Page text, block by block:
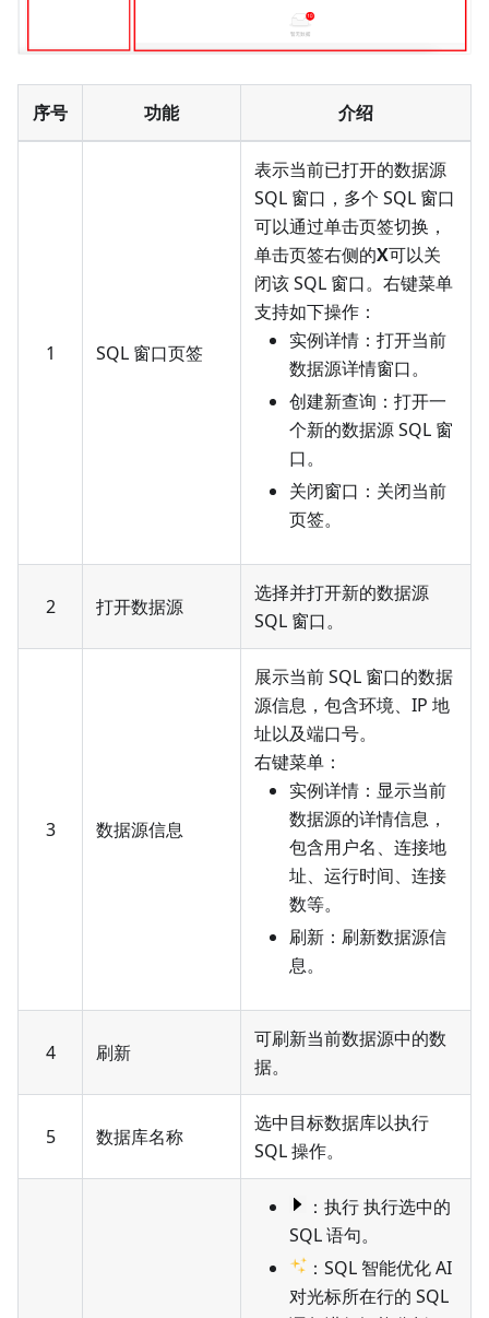
序号 功能 介绍
1 SQL 窗口页签
表示当前已打开的数据源
SQL 窗口，多个 SQL 窗口
可以通过单击页签切换，
单击页签右侧的X可以关
闭该 SQL 窗口。右键菜单
支持如下操作：
实例详情：打开当前
数据源详情窗口。
创建新查询：打开一
个新的数据源 SQL 窗
口。
关闭窗口：关闭当前
页签。
2 打开数据源
选择并打开新的数据源
SQL 窗口。
3 数据源信息
展示当前 SQL 窗口的数据
源信息，包含环境、IP 地
址以及端口号。
右键菜单：
实例详情：显示当前
数据源的详情信息，
包含用户名、连接地
址、运行时间、连接
数等。
刷新：刷新数据源信
息。
4 刷新
可刷新当前数据源中的数
据。
5 数据库名称
选中目标数据库以执行
SQL 操作。
：执行 执行选中的
SQL 语句。
：SQL 智能优化 AI
对光标所在行的 SQL